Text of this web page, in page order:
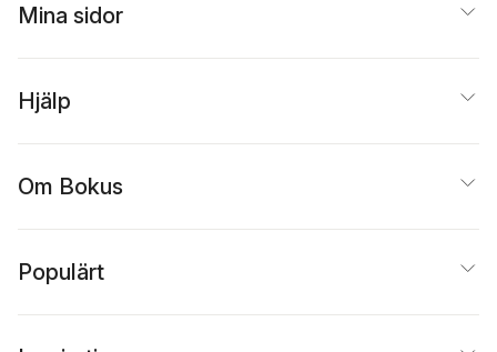
Mina sidor
Hjälp
Om Bokus
Populärt